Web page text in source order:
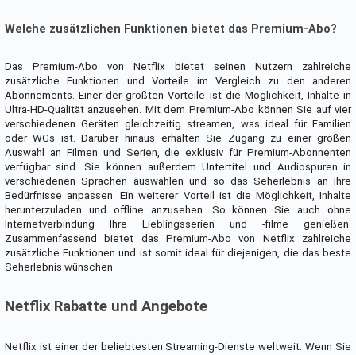
Welche zusätzlichen Funktionen bietet das Premium-Abo?
Das Premium-Abo von Netflix bietet seinen Nutzern zahlreiche
zusätzliche Funktionen und Vorteile im Vergleich zu den anderen
Abonnements. Einer der größten Vorteile ist die Möglichkeit, Inhalte in
Ultra-HD-Qualität anzusehen. Mit dem Premium-Abo können Sie auf vier
verschiedenen Geräten gleichzeitig streamen, was ideal für Familien
oder WGs ist. Darüber hinaus erhalten Sie Zugang zu einer großen
Auswahl an Filmen und Serien, die exklusiv für Premium-Abonnenten
verfügbar sind. Sie können außerdem Untertitel und Audiospuren in
verschiedenen Sprachen auswählen und so das Seherlebnis an Ihre
Bedürfnisse anpassen. Ein weiterer Vorteil ist die Möglichkeit, Inhalte
herunterzuladen und offline anzusehen. So können Sie auch ohne
Internetverbindung Ihre Lieblingsserien und -filme genießen.
Zusammenfassend bietet das Premium-Abo von Netflix zahlreiche
zusätzliche Funktionen und ist somit ideal für diejenigen, die das beste
Seherlebnis wünschen.
Netflix Rabatte und Angebote
Netflix ist einer der beliebtesten Streaming-Dienste weltweit. Wenn Sie